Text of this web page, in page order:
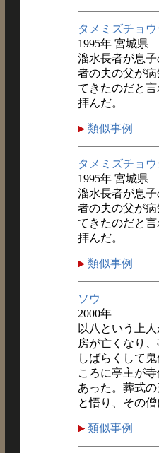
タメミズチョ
1995年 宮城県
溜水長者が息
者の夫の父が
てきたのだと
拝んだ。
類似事例
タメミズチョ
1995年 宮城県
溜水長者が息
者の夫の父が
てきたのだと
拝んだ。
類似事例
ソウ
2000年
以八という上
房が亡くなり
しばらくして
ころに亭主が
あった。葬式
と悟り、その
類似事例